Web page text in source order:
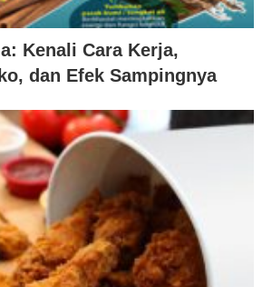
Kenali Cara Kerja,
dan Efek Sampingnya